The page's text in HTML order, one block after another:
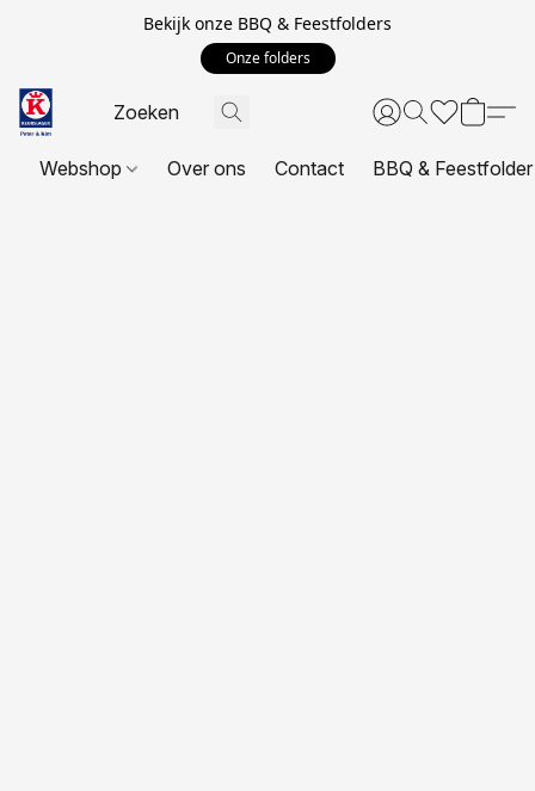
Bekijk onze BBQ & Feestfolders
Onze folders
Webshop Over ons Contact BBQ & Feestfolder